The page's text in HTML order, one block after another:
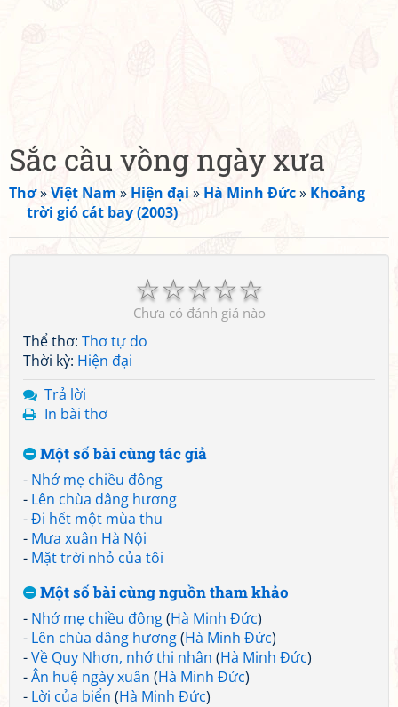
Sắc cầu vồng ngày xưa
Thơ»Việt Nam » Hiện đại » Hà Minh Đức» Khoảng
trời gió cát bay (2003)
☆
☆
☆
☆
☆
Chưa có đánh giá nào
Thể thơ: Thơ tự do
Thời kỳ: Hiện đại
Trả lời
In bài thơ
Một số bài cùng tác giả
- Nhớ mẹ chiều đông
- Lên chùa dâng hương
-Đi hết một mùa thu
- Mưa xuân Hà Nội
- Mặt trời nhỏ của tôi
Một số bài cùng nguồn tham khảo
- Nhớ mẹ chiều đông(Hà Minh Đức)
- Lên chùa dâng hương(Hà Minh Đức)
-Về Quy Nhơn, nhớ thi nhân (Hà Minh Đức)
-Ân huệ ngày xuân (Hà Minh Đức)
- Lời của biển (Hà Minh Đức)